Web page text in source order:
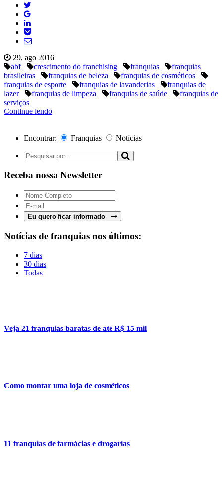
29, ago 2016
abf
crescimento do franchising franquias
franquias
brasileiras
franquias de beleza
franquias de cosméticos
franquias de esporte
franquias de lavanderias
franquias de
lazer
franquias de limpeza franquias de saúde
franquias de
serviços
Continue lendo
Encontrar: Franquias Notícias
Receba nossa Newsletter
Eu quero ficar informado
Notícias de franquias nos últimos:
7 dias
30 dias
Todas
Veja 21 franquias baratas de até R$ 15 mil
Como montar uma loja de cosméticos
11 franquias de farmácias e drogarias